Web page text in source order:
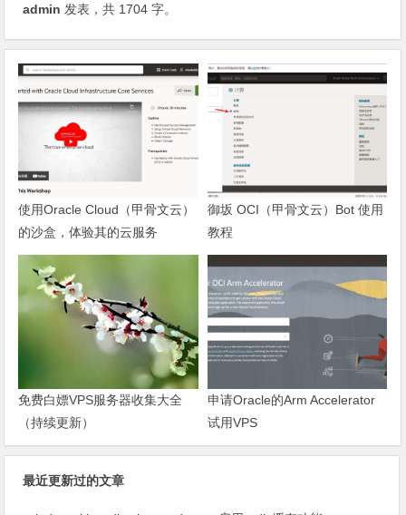
admin 发表，共 1704 字。
使用Oracle Cloud（甲骨文云）
的沙盒，体验其的云服务
御坂 OCI（甲骨文云）Bot 使用
教程
免费白嫖VPS服务器收集大全
（持续更新）
申请Oracle的Arm Accelerator
试用VPS
最近更新过的文章